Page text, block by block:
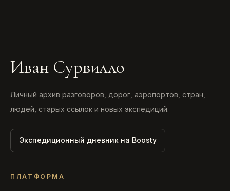
Иван Сурвилло
Личный архив разговоров, дорог, аэропортов, стран,
людей, старых ссылок и новых экспедиций.
Экспедиционный дневник на Boosty
ПЛАТФОРМА